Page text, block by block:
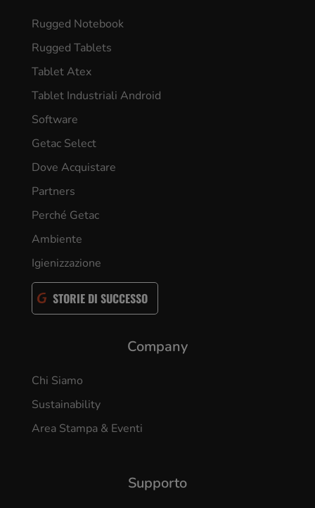
Rugged Notebook
Rugged Tablets
Tablet Atex
Tablet Industriali Android
Software
Getac Select
Dove Acquistare
Partners
Perché Getac
Ambiente
Igienizzazione
STORIE DI SUCCESSO
Company
Chi Siamo
Sustainability
Area Stampa & Eventi
Supporto